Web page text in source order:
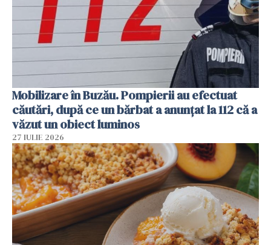
Mobilizare în Buzău. Pompierii au efectuat
căutări, după ce un bărbat a anunțat la 112 că a
văzut un obiect luminos
27 IULIE 2026